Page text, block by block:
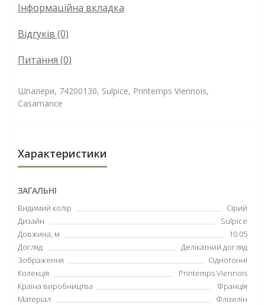
Інформаційна вкладка
Відгуків (0)
Питання (0)
Шпалери, 74200130, Sulpice, Printemps Viennois,
Casamance
Характеристики
ЗАГАЛЬНІ
Видимий колір
Сірий
Дизайн
Sulpice
Довжина, м
10.05
Догляд
Делікатний догляд
Зображення
Однотонні
Колекція
Printemps Viennois
Країна виробництва
Франція
Матеріал
Флізелін